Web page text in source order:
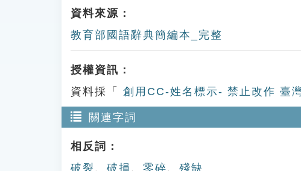
資料來源：
教育部國語辭典簡編本_完整
授權資訊：
資料採「
創用CC-姓名標示- 禁止改作 臺
關連字詞
相反詞：
破裂 、 破損 、 零碎 、 殘缺